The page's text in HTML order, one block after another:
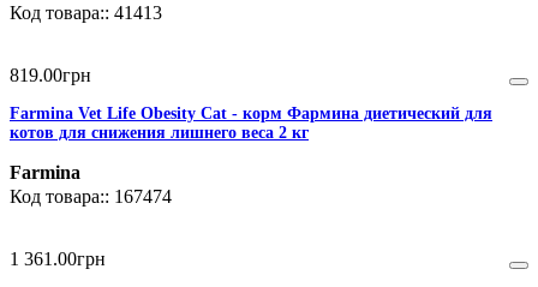
41413
819.00грн
Farmina Vet Life Obesity Cat - корм Фармина диетический для
котов для снижения лишнего веса 2 кг
Farmina
167474
1 361 .00грн